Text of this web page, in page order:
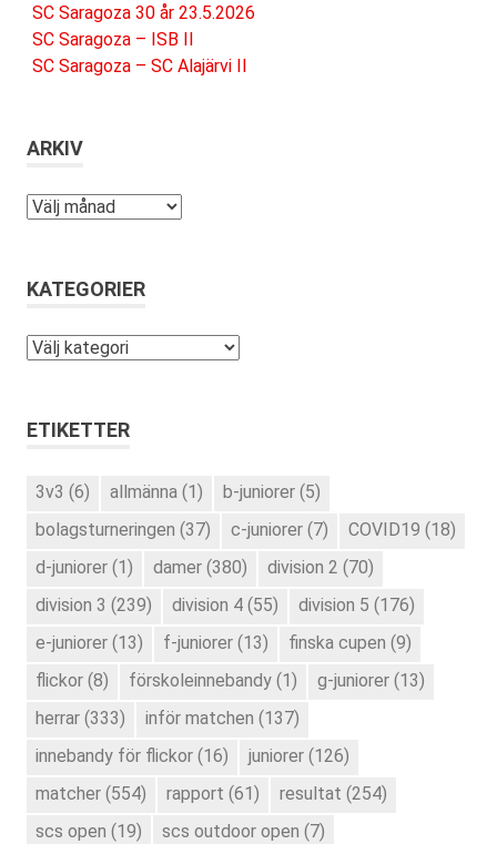
SC Saragoza 30 år 23.5.2026
SC Saragoza – ISB II
SC Saragoza – SC Alajärvi II
ARKIV
Arkiv
KATEGORIER
Kategorier
ETIKETTER
3v3 (6) allmänna (1) b-juniorer (5)
bolagsturneringen (37) c-juniorer (7) COVID19 (18)
d-juniorer (1) damer (380) division 2 (70)
division 3 (239) division 4 (55) division 5 (176)
e-juniorer (13) f-juniorer (13) finska cupen (9)
flickor (8) förskoleinnebandy (1) g-juniorer (13)
herrar (333) inför matchen (137)
innebandy för flickor (16) juniorer (126)
matcher (554) rapport (61) resultat (254)
scs open (19) scs outdoor open (7)